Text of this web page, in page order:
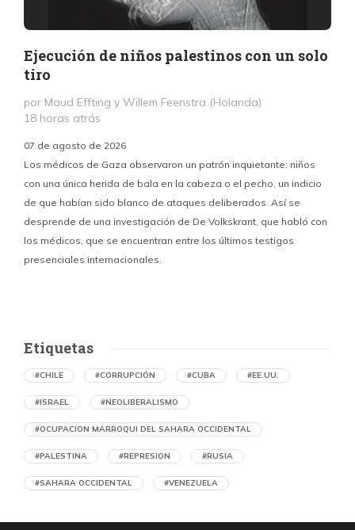
Ejecución de niños palestinos con un solo
tiro
por Maud Effting y Willem Feenstra (Holanda)
18 horas atrás
07 de agosto de 2026
Los médicos de Gaza observaron un patrón inquietante: niños
con una única herida de bala en la cabeza o el pecho, un indicio
de que habían sido blanco de ataques deliberados. Así se
desprende de una investigación de De Volkskrant, que habló con
los médicos, que se encuentran entre los últimos testigos
presenciales internacionales.
Ejecución de niños palestinos con un solo
Etiquetas
#CHILE #CORRUPCIÓN #CUBA #EE.UU.
#ISRAEL #NEOLIBERALISMO
#OCUPACION MARROQUI DEL SAHARA OCCIDENTAL
#PALESTINA #REPRESION #RUSIA
#SAHARA OCCIDENTAL #VENEZUELA